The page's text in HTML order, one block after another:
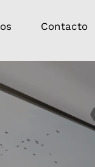
Contacto